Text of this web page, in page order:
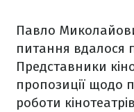
Павло
питання вдалося
Представники
пропозиції щодо
роботи